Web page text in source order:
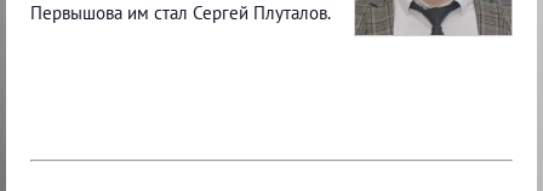
Первышова им стал Сергей Плуталов.